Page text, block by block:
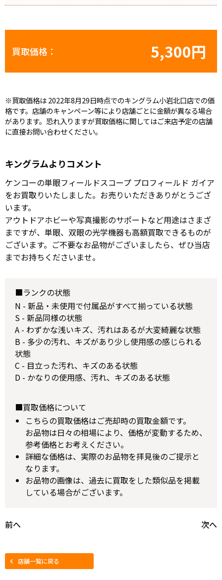
買取価格： 5,300円
※買取価格は 2022年8月29日時点でのキングラム小岩北口店での価
格です。店舗のキャンペーン等により店舗ごとに金額が異なる場合
があります。恐れ入りますが買取価格に関してはご来店予定の店舗
に直接お問い合わせください。
キングラムよりコメント
ケンコーの単眼フィールドスコープ プロフィールド ガイア
をお買取りいたしました。お売りいただきありがとうござ
います。
アウトドアホビーや写真撮影のサポートなど用途はさまざ
まですが、単眼、双眼の光学機器も高額買取できるものが
ございます。ご不要なお品物がございましたら、ぜひ当店
までお持ちくださいませ。
■ランクの状態
N - 新品・未使用で付属品がすべて揃っている状態
S - 新品同様の状態
A - わずかな浅いキズ、汚れはあるが大変綺麗な状態
B - 多少の汚れ、キズがあり少し使用感の感じられる
状態
C - 目立った汚れ、キズのある状態
D - かなりの使用感、汚れ、キズのある状態
■買取価格について
こちらの買取価格はご売却時の買取金額です。
お品物は日々の相場により、価格が変動するため、
参考価格とお考えください。
詳細な価格は、実際のお品物を拝見後のご提示と
なります。
お品物の画像は、過去に買取をした類似品を掲載
している場合がございます。
前へ 次へ
店舗一覧に戻る